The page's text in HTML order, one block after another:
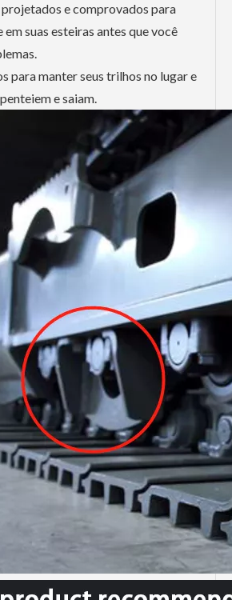
e comprovados para
suas esteiras antes que você
para manter seus trilhos no lugar e
e saiam.